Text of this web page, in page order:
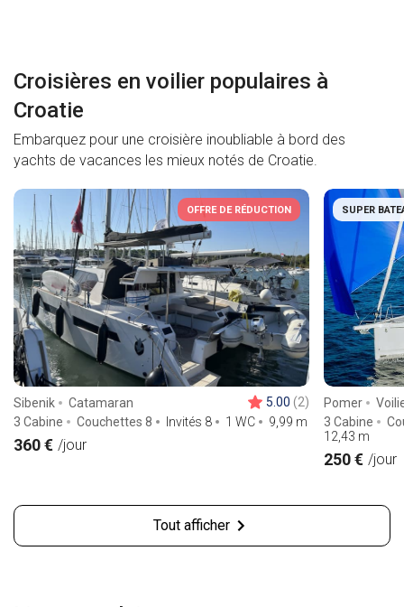
Croisières en voilier populaires à
Croatie
Embarquez pour une croisière inoubliable à bord des
yachts de vacances les mieux notés de Croatie.
OFFRE DE RÉDUCTION
Sibenik
Catamaran
3 Cabine
Couchettes 8 Invités 8 1 WC 9,99 m
360 € /jour
5.00 (2)
SUPER
Pomer
3 Cabine
12,43 m
250 € /jour
Tout afficher